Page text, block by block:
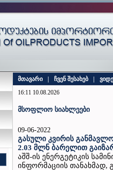
მთავარი ჩვენ შესახებ
16:11 10.08.2026
მსოფლიო სიახლეები
09-06-2022
გასული კვირის
2.03 მლნ ბარელით
აშშ-ის ენერგეტიკის
ინფორმაციის თანახმად,